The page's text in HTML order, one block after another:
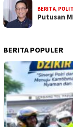
BERITA,
Putusan
BERITA POPULER